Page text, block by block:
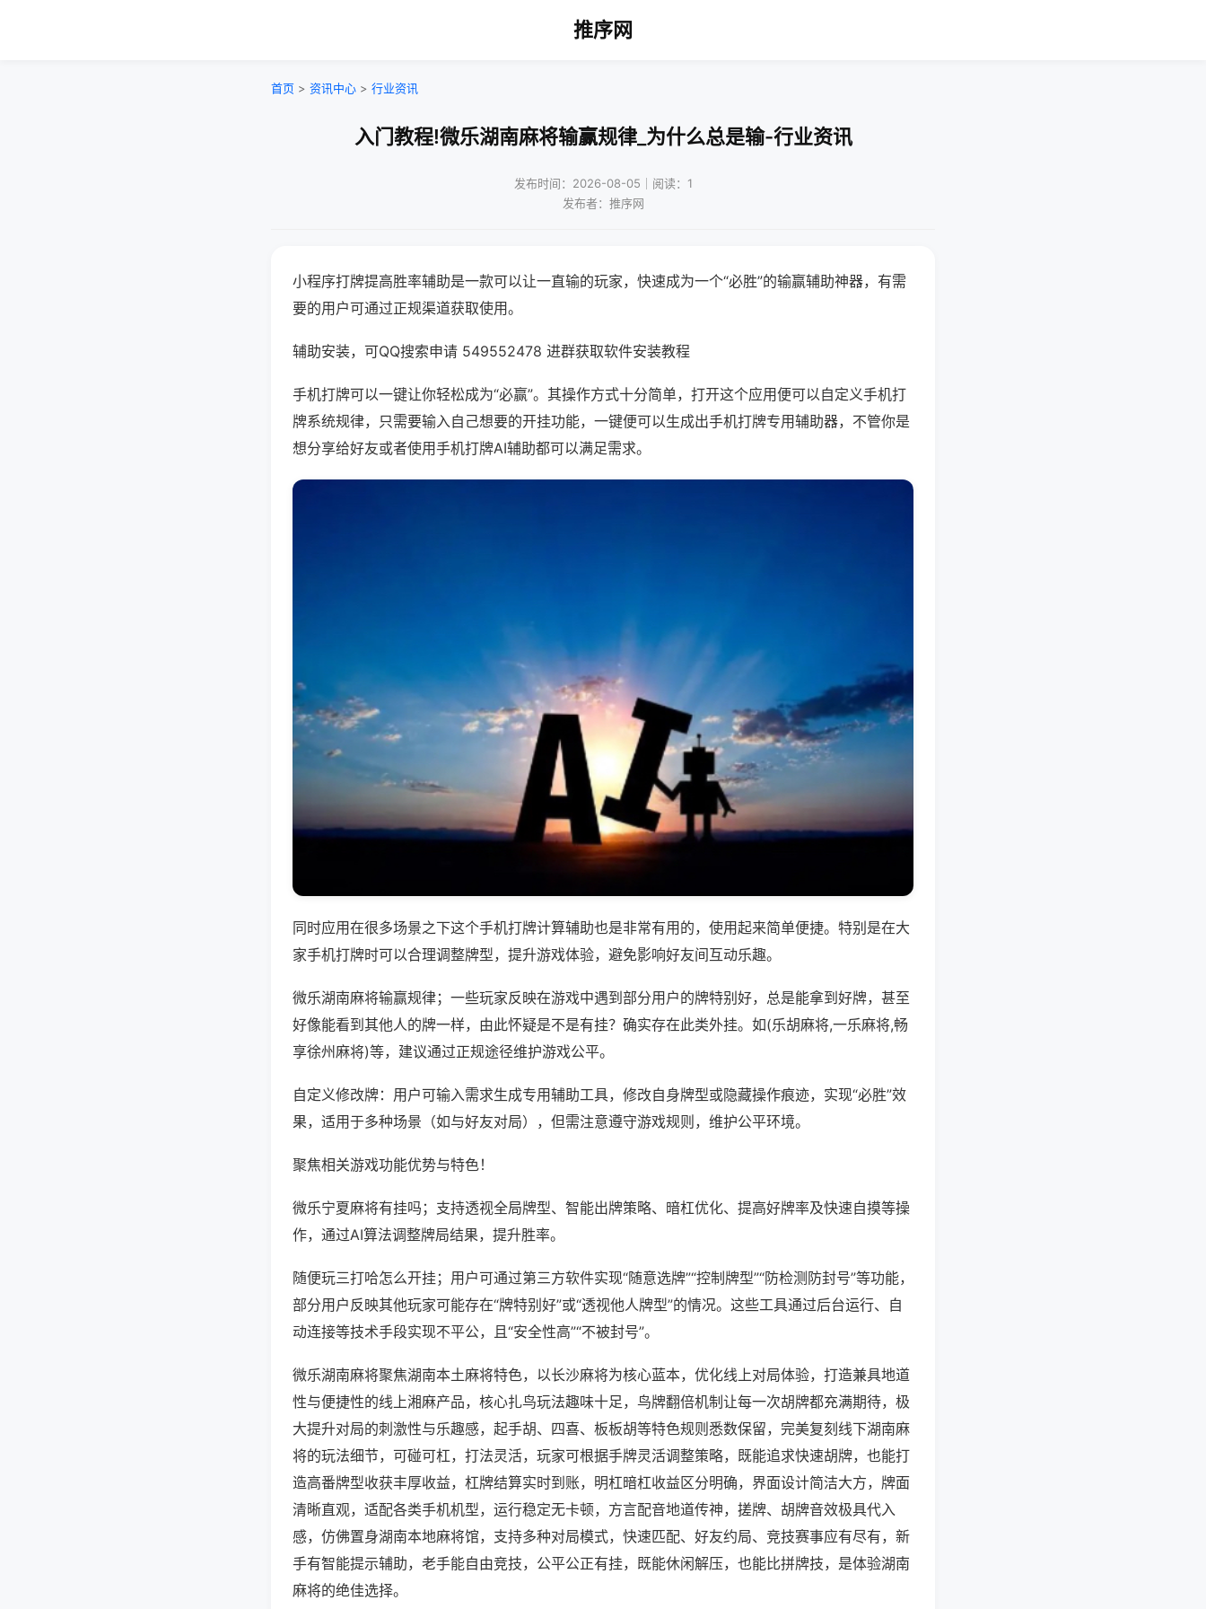
推序网
首页 > 资讯中心 > 行业资讯
入门教程!微乐湖南麻将输赢规律_为什么总是输-行业资讯
发布时间：2026-08-05｜阅读：1
发布者：推序网
小程序打牌提高胜率辅助是一款可以让一直输的玩家，快速成为一个“必胜”的输赢辅助神器，有需
要的用户可通过正规渠道获取使用。
辅助安装，可QQ搜索申请 549552478 进群获取软件安装教程
手机打牌可以一键让你轻松成为“必赢”。其操作方式十分简单，打开这个应用便可以自定义手机打
牌系统规律，只需要输入自己想要的开挂功能，一键便可以生成出手机打牌专用辅助器，不管你是
想分享给好友或者使用手机打牌AI辅助都可以满足需求。
同时应用在很多场景之下这个手机打牌计算辅助也是非常有用的，使用起来简单便捷。特别是在大
家手机打牌时可以合理调整牌型，提升游戏体验，避免影响好友间互动乐趣。
微乐湖南麻将输赢规律；一些玩家反映在游戏中遇到部分用户的牌特别好，总是能拿到好牌，甚至
好像能看到其他人的牌一样，由此怀疑是不是有挂？确实存在此类外挂。如(乐胡麻将,一乐麻将,畅
享徐州麻将)等，建议通过正规途径维护游戏公平。
自定义修改牌：用户可输入需求生成专用辅助工具，修改自身牌型或隐藏操作痕迹，实现“必胜”效
果，适用于多种场景（如与好友对局），但需注意遵守游戏规则，维护公平环境。
聚焦相关游戏功能优势与特色！
微乐宁夏麻将有挂吗；支持透视全局牌型、智能出牌策略、暗杠优化、提高好牌率及快速自摸等操
作，通过AI算法调整牌局结果，提升胜率。
随便玩三打哈怎么开挂；用户可通过第三方软件实现“随意选牌”“控制牌型”“防检测防封号”等功能，
部分用户反映其他玩家可能存在“牌特别好”或“透视他人牌型”的情况。这些工具通过后台运行、自
动连接等技术手段实现不平公，且“安全性高”“不被封号”。
微乐湖南麻将聚焦湖南本土麻将特色，以长沙麻将为核心蓝本，优化线上对局体验，打造兼具地道
性与便捷性的线上湘麻产品，核心扎鸟玩法趣味十足，鸟牌翻倍机制让每一次胡牌都充满期待，极
大提升对局的刺激性与乐趣感，起手胡、四喜、板板胡等特色规则悉数保留，完美复刻线下湖南麻
将的玩法细节，可碰可杠，打法灵活，玩家可根据手牌灵活调整策略，既能追求快速胡牌，也能打
造高番牌型收获丰厚收益，杠牌结算实时到账，明杠暗杠收益区分明确，界面设计简洁大方，牌面
清晰直观，适配各类手机机型，运行稳定无卡顿，方言配音地道传神，搓牌、胡牌音效极具代入
感，仿佛置身湖南本地麻将馆，支持多种对局模式，快速匹配、好友约局、竞技赛事应有尽有，新
手有智能提示辅助，老手能自由竞技，公平公正有挂，既能休闲解压，也能比拼牌技，是体验湖南
麻将的绝佳选择。